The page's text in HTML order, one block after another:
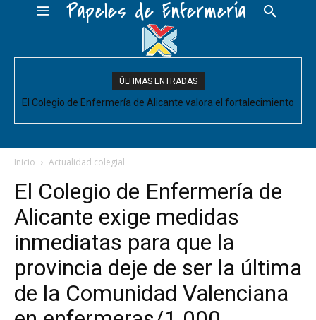
Papeles de Enfermería
ÚLTIMAS ENTRADAS
El Colegio de Enfermería de Alicante valora el fortalecimiento
acompañe de decisiones estructurales para...
El Colegio de Enfermería de Alicante pide negociar para
y CESM-CV
Inicio Actualidad colegial
El Colegio de Enfermería de
Alicante exige medidas
inmediatas para que la
provincia deje de ser la última
de la Comunidad Valenciana